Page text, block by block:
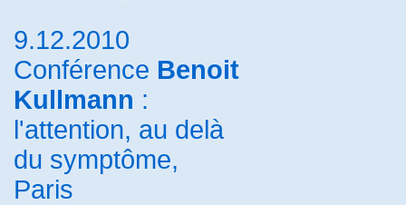
9.12.2010
Conférence Benoit
Kullmann :
l'attention, au delà
du symptôme,
Paris